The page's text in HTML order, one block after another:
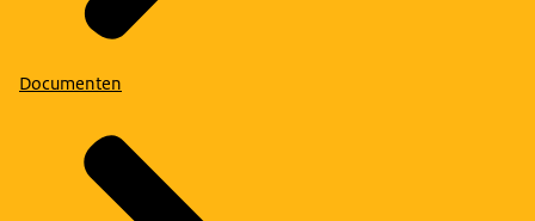
Documenten